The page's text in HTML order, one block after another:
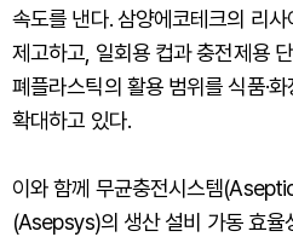
속도를 낸다. 삼양에코테크의 리
제고하고, 일회용 컵과 충전제용
폐플라스틱의 활용 범위를 식품·
확대하고 있다.
이와 함께 무균충전시스템
(Asepsys)의 생산 설비 가동 효율